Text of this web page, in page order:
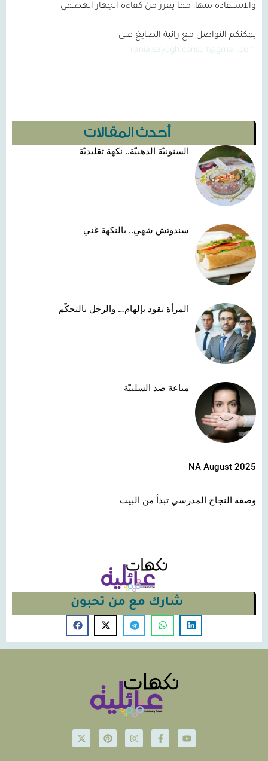
أحدث المقالات
السنونيّة الذهبيّة.. نكهة تقليديّة
سندوتش شهي.. بالنكهة غني
المرأة تقود بإلهام… والرجل بالتحكّم
مناعة ضد السلبيّة
NA August 2025
وصفة النجاح المدرسي تبدأ من البيت
شارك مع من تحبون
والاستفادة منها، مما يعزز من كفاءة الجهاز الهضمي
يمكنكم التواصل مع رانية الصايغ على
rania.sayegh.consult@gmail.com